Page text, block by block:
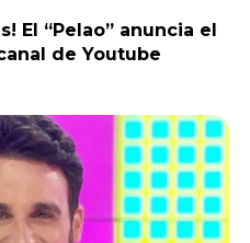
El “Pelao” anuncia el
de Youtube